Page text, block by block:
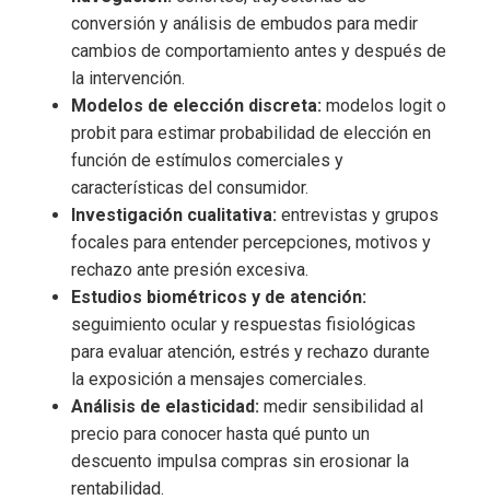
conversión y análisis de embudos para medir
cambios de comportamiento antes y después de
la intervención.
Modelos de elección discreta: modelos logit o
probit para estimar probabilidad de elección en
función de estímulos comerciales y
características del consumidor.
Investigación cualitativa: entrevistas y grupos
focales para entender percepciones, motivos y
rechazo ante presión excesiva.
Estudios biométricos y de atención:
seguimiento ocular y respuestas fisiológicas
para evaluar atención, estrés y rechazo durante
la exposición a mensajes comerciales.
Análisis de elasticidad: medir sensibilidad al
precio para conocer hasta qué punto un
descuento impulsa compras sin erosionar la
rentabilidad.